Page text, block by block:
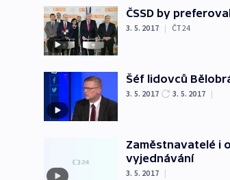
ČSSD by
3. 5. 2017 | ČT24
Šéf lidovců
3. 5. 2017 3. 5. 2017 |
Zaměstnavatelé i
vyjednávání
3. 5. 2017 |